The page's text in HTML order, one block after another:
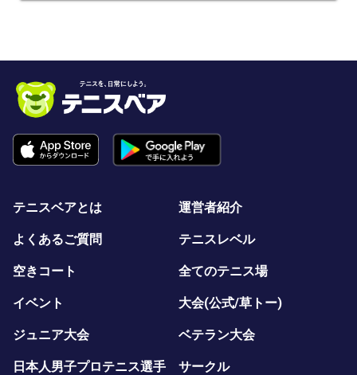
テニスベアとは 運営者紹介
よくあるご質問 テニスレベル
空きコート 全てのテニス場
イベント 大会(公式/草トー)
ジュニア大会 ベテラン大会
日本人男子プロテニス選手 サークル